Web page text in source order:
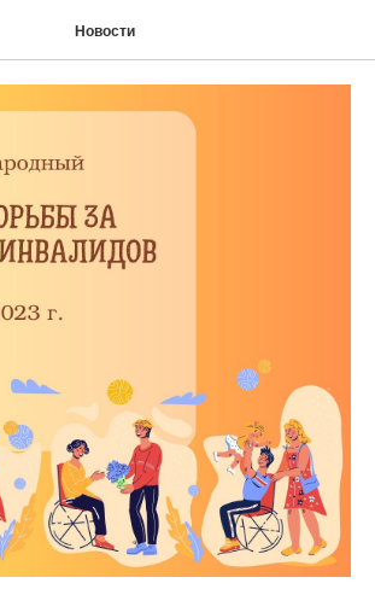
Новости